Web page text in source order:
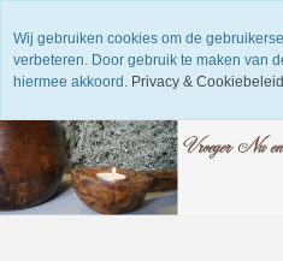
Wij gebruiken cookies om de
verbeteren. Door gebruik te maken van
hiermee akkoord. Privacy & Cookiebeleid